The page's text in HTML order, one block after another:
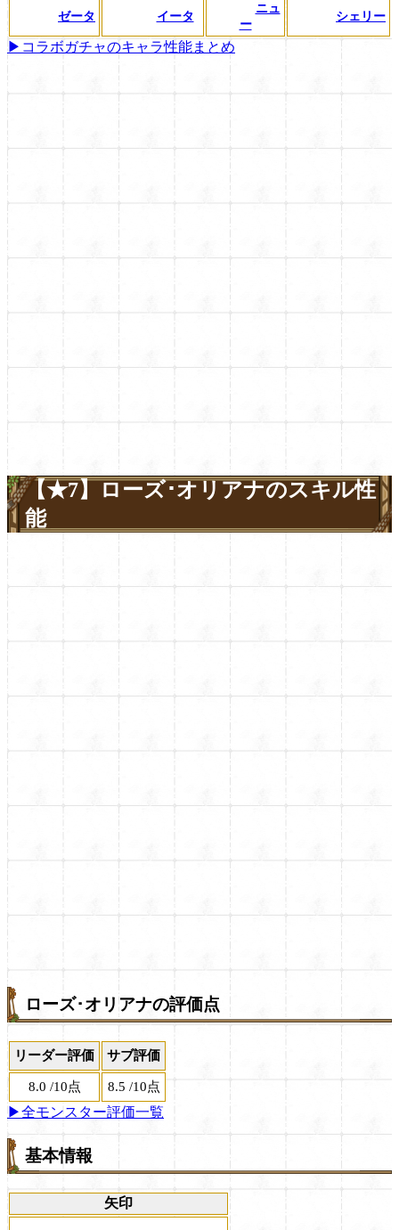
ゼータ イータ
ニュ
ー
シェリー
▶コラボガチャのキャラ性能まとめ
【★7】ローズ･オリアナのスキル性
能
ローズ･オリアナの評価点
リーダー評価 サブ評価
8.0 /10点 8.5 /10点
▶全モンスター評価一覧
基本情報
矢印